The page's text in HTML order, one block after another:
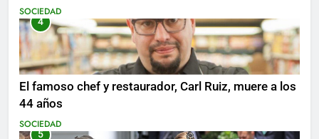
SOCIEDAD
4
El famoso chef y restaurador, Carl Ruiz, muere a los
44 años
SOCIEDAD
5